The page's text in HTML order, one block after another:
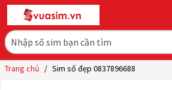
Trang chủ / Sim số đẹp 0837896688